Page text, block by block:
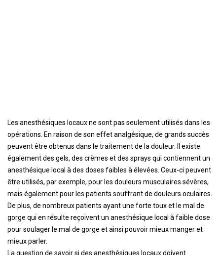
Les anesthésiques locaux ne sont pas seulement utilisés dans les
opérations. En raison de son effet analgésique, de grands succès
peuvent être obtenus dans le traitement de la douleur. Il existe
également des gels, des crèmes et des sprays qui contiennent un
anesthésique local à des doses faibles à élevées. Ceux-ci peuvent
être utilisés, par exemple, pour les douleurs musculaires sévères,
mais également pour les patients souffrant de douleurs oculaires.
De plus, de nombreux patients ayant une forte toux et le mal de
gorge qui en résulte reçoivent un anesthésique local à faible dose
pour soulager le mal de gorge et ainsi pouvoir mieux manger et
mieux parler.
La question de savoir si des anesthésiques locaux doivent